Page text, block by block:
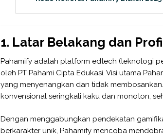
1. Latar Belakang dan
Pahamify adalah platform edtech (teknologi
oleh PT Pahami Cipta Edukasi. Visi utama
yang menyenangkan dan tidak
konvensional seringkali kaku dan monoton,
Dengan menggabungkan pendekatan
berkarakter unik, Pahamify mencoba